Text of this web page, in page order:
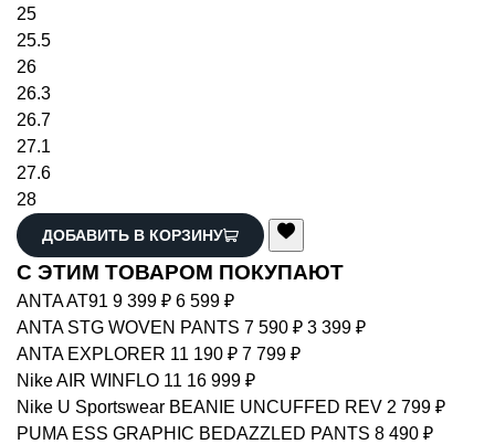
25
25.5
26
26.3
26.7
27.1
27.6
28
ДОБАВИТЬ В КОРЗИНУ
С ЭТИМ ТОВАРОМ ПОКУПАЮТ
ANTAAT91 9 399 ₽ 6 599 ₽
ANTA STG WOVEN PANTS 7 590 ₽ 3 399 ₽
ANTA EXPLORER 11 190 ₽ 7 799 ₽
NikeAIR WINFLO 11 16 999 ₽
Nike U Sportswear BEANIE UNCUFFED REV 2 799 ₽
PUMA ESS GRAPHIC BEDAZZLED PANTS 8 490 ₽